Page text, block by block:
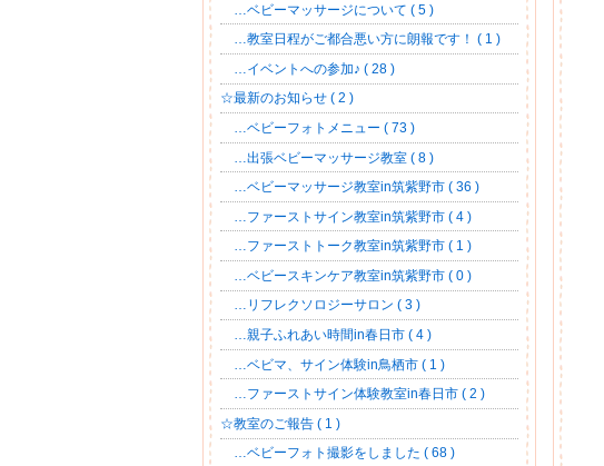
…ベビーマッサージについて ( 5 )
…教室日程がご都合悪い方に朗報です！ ( 1 )
…イベントへの参加♪ ( 28 )
☆最新のお知らせ ( 2 )
…ベビーフォトメニュー ( 73 )
…出張ベビーマッサージ教室 ( 8 )
…ベビーマッサージ教室in筑紫野市 ( 36 )
…ファーストサイン教室in筑紫野市 ( 4 )
…ファーストトーク教室in筑紫野市 ( 1 )
…ベビースキンケア教室in筑紫野市 ( 0 )
…リフレクソロジーサロン ( 3 )
…親子ふれあい時間in春日市 ( 4 )
…ベビマ、サイン体験in鳥栖市 ( 1 )
…ファーストサイン体験教室in春日市 ( 2 )
☆教室のご報告 ( 1 )
…ベビーフォト撮影をしました ( 68 )